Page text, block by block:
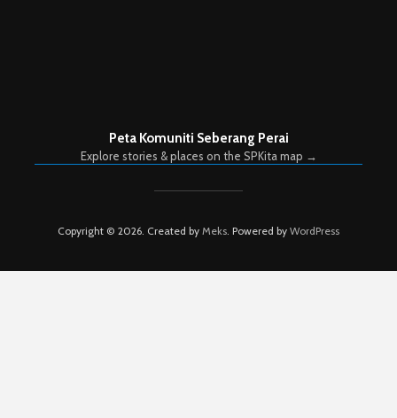
Peta Komuniti Seberang Perai
Explore stories & places on the SPKita map →
Copyright © 2026. Created by Meks. Powered by WordPress